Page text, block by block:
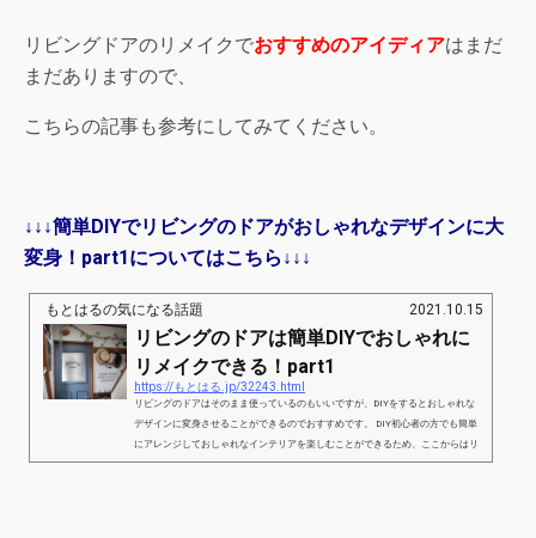
リビングドアのリメイクでおすすめのアイディアはまだ
まだありますので、
こちらの記事も参考にしてみてください。
↓↓↓簡単DIYでリビングのドアがおしゃれなデザインに大
変身！part1についてはこちら↓↓↓
もとはるの気になる話題 2021.10.15
リビングのドアは簡単DIYでおしゃれに
リメイクできる！part1
https://もとはる.jp/32243.html
リビングのドアはそのまま使っているのもいいですが、DIYをするとおしゃれな
デザインに変身させることができるのでおすすめです。 DIY初心者の方でも簡単
にアレンジしておしゃれなインテリアを楽しむことができるため、ここからはリ
ビングのドアでおすすめのリメイクアイディアをご紹介します。 リビングのドア